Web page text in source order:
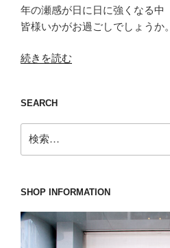
年の瀬感が日に日に強くなる中
皆様いかがお過ごしでしょうか。
“2025
締
め
く
く
に
ー
続きを読む
SEARCH
索:
SHOP INFORMATION